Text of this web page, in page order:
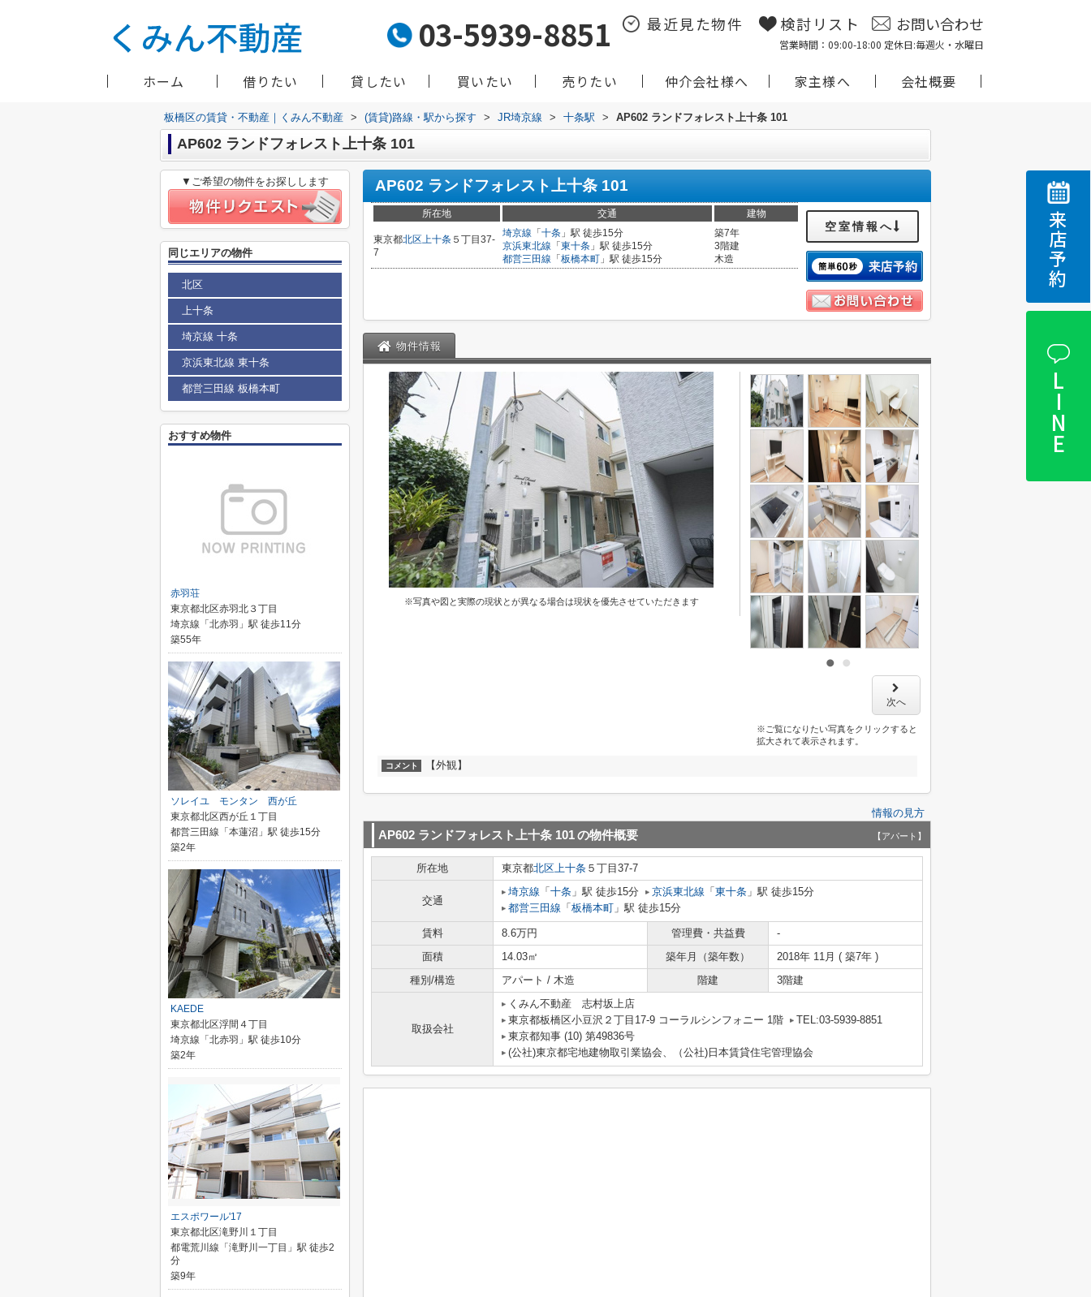
03-5939-8851 最近見た物件 検討リスト お問い合わせ
営業時間：09:00-18:00 定休日:毎週火・水曜日
ホーム 借りたい 貸したい 買いたい 売りたい 仲介会社様へ 家主様へ 会社概要
来店予約
LINE
板橋区の賃貸・不動産｜くみん不動産 > (賃貸)路線・駅から探す > JR埼京線 > 十条駅 > AP602 ランドフォレスト上十条 101
AP602 ランドフォレスト上十条 101
AP602 ランドフォレスト上十条 101
所在地 交通 建物
東京都北区上十条 ５丁目37-
7
埼京線 「 十条 」駅 徒歩15分
京浜東北線 「 東十条 」駅 徒歩15分
都営三田線 「 板橋本町 」駅 徒歩15分
築7年
3階建
木造
空室情報へ
物件情報
※写真や図と実際の現状とが異なる場合は現状を優先させていただきます
次へ
※ご覧になりたい写真をクリックすると
拡大されて表示されます。
コメント 【外観】
情報の見方
AP602 ランドフォレスト上十条 101の物件概要 【アパート】
所在地 東京都北区上十条 ５丁目37-7
交通
埼京線 「 十条 」駅 徒歩15分 京浜東北線 「 東十条 」駅 徒歩15分
都営三田線 「 板橋本町 」駅 徒歩15分
賃料 8.6万円 管理費・共益費
-
面積
14.03㎡ 築年月（築年数）
2018年 11月 ( 築7年 )
種別/構造
アパート / 木造 階建 3階建
取扱会社
くみん不動産 志村坂上店
東京都板橋区小豆沢２丁目17-9 コーラルシンフォニー 1階
TEL:03-5939-8851
東京都知事 (10) 第49836号
(公社)東京都宅地建物取引業協会、（公社)日本賃貸住宅管理協会
▼ご希望の物件をお探しします
同じエリアの物件
北区
上十条
埼京線 十条
京浜東北線 東十条
都営三田線 板橋本町
おすすめ物件
赤羽荘
東京都北区赤羽北３丁目
埼京線「北赤羽」駅 徒歩11分
築55年
ソレイユ モンタン 西が丘
東京都北区西が丘１丁目
都営三田線「本蓮沼」駅 徒歩15分
築2年
KAEDE
東京都北区浮間４丁目
埼京線「北赤羽」駅 徒歩10分
築2年
エスポワール'17
東京都北区滝野川１丁目
都電荒川線「滝野川一丁目」駅 徒歩2
分
築9年